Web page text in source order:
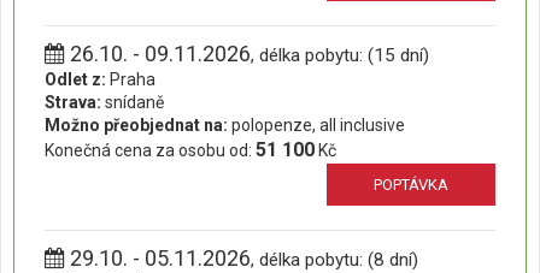
26.10. - 09.11.2026, délka pobytu: (15 dní)
Odlet z: Praha
Strava: snídaně
Možno přeobjednat na: polopenze, all inclusive
Konečná cena za osobu od: 51 100 Kč
POPTÁVKA
29.10. - 05.11.2026, délka pobytu: (8 dní)